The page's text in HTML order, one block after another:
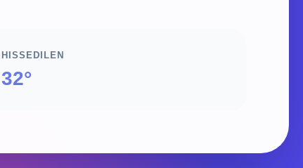
HISSEDILEN
32°